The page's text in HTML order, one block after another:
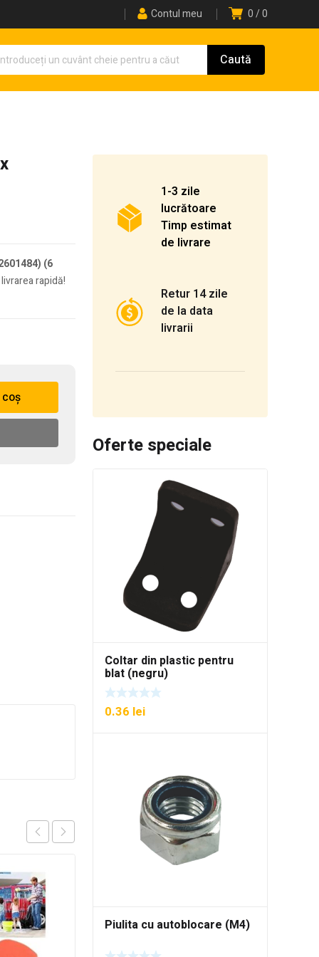
0 0
Contul meu
(6
rapidă!
1-3 zile
lucrătoare
Timp estimat
de livrare
Retur 14 zile
de la data
livrarii
Oferte speciale
Coltar din plastic pentru
blat (negru)
0.36 lei
Piulita cu autoblocare (M4)